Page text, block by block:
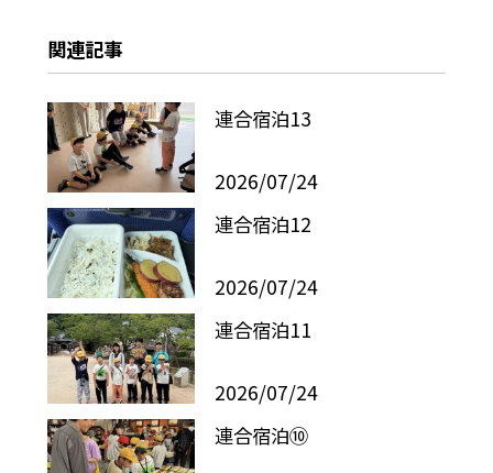
関連記事
連合宿泊13
2026/07/24
連合宿泊12
2026/07/24
連合宿泊11
2026/07/24
連合宿泊⑩